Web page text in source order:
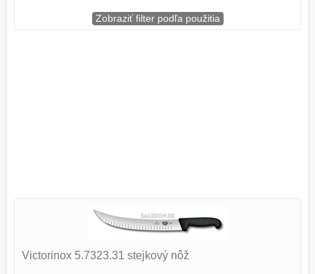
Zobraziť filter podľa použitia
Victorinox 5.7323.31 stejkový nôž